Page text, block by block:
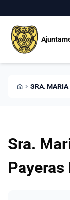
HOME CHEVRON_RIGHT SRA. MARIA
Sra.
Payeras